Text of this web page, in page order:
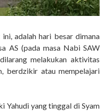
adalah hari besar dimana
AS (pada masa Nabi SAW
melakukan aktivitas
berdzikir atau mempelajari
yang tinggal di Syam